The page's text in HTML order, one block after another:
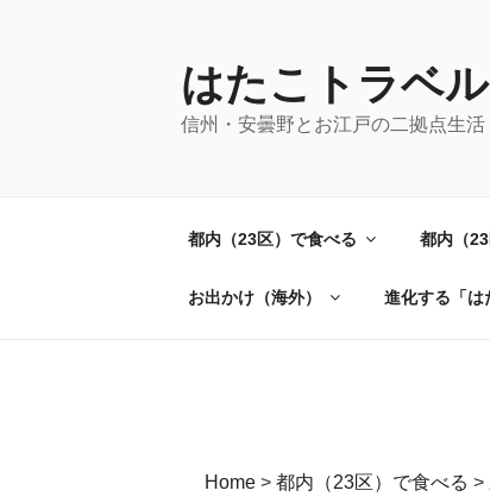
はたこトラベ
信州・安曇野とお江戸の二拠点生
都内（23区）で食べる 都内（
お出かけ（海外） 進化する「は
Home > 都内（23区）で食べる >